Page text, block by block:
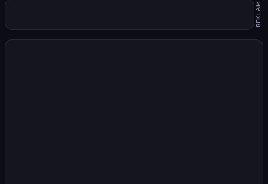
REKLAM